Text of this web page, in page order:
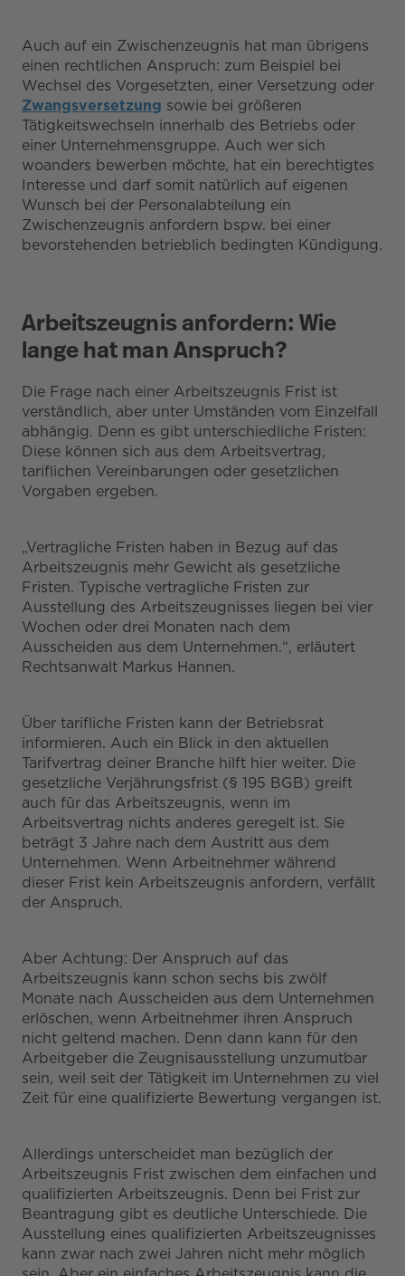
Auch auf ein Zwischenzeugnis hat man übrigens
einen rechtlichen Anspruch: zum Beispiel bei
Wechsel des Vorgesetzten, einer Versetzung oder
Zwangsversetzung sowie bei größeren
Tätigkeitswechseln innerhalb des Betriebs oder
einer Unternehmensgruppe. Auch wer sich
woanders bewerben möchte, hat ein berechtigtes
Interesse und darf somit natürlich auf eigenen
Wunsch bei der Personalabteilung ein
Zwischenzeugnis anfordern bspw. bei einer
bevorstehenden betrieblich bedingten Kündigung.
Arbeitszeugnis anfordern: Wie
lange hat man Anspruch?
Die Frage nach einer Arbeitszeugnis Frist ist
verständlich, aber unter Umständen vom Einzelfall
abhängig. Denn es gibt unterschiedliche Fristen:
Diese können sich aus dem Arbeitsvertrag,
tariflichen Vereinbarungen oder gesetzlichen
Vorgaben ergeben.
„Vertragliche Fristen haben in Bezug auf das
Arbeitszeugnis mehr Gewicht als gesetzliche
Fristen. Typische vertragliche Fristen zur
Ausstellung des Arbeitszeugnisses liegen bei vier
Wochen oder drei Monaten nach dem
Ausscheiden aus dem Unternehmen.“, erläutert
Rechtsanwalt Markus Hannen.
Über tarifliche Fristen kann der Betriebsrat
informieren. Auch ein Blick in den aktuellen
Tarifvertrag deiner Branche hilft hier weiter. Die
gesetzliche Verjährungsfrist (§ 195 BGB) greift
auch für das Arbeitszeugnis, wenn im
Arbeitsvertrag nichts anderes geregelt ist. Sie
beträgt 3 Jahre nach dem Austritt aus dem
Unternehmen. Wenn Arbeitnehmer während
dieser Frist kein Arbeitszeugnis anfordern, verfällt
der Anspruch.
Aber Achtung: Der Anspruch auf das
Arbeitszeugnis kann schon sechs bis zwölf
Monate nach Ausscheiden aus dem Unternehmen
erlöschen, wenn Arbeitnehmer ihren Anspruch
nicht geltend machen. Denn dann kann für den
Arbeitgeber die Zeugnisausstellung unzumutbar
sein, weil seit der Tätigkeit im Unternehmen zu viel
Zeit für eine qualifizierte Bewertung vergangen ist.
Allerdings unterscheidet man bezüglich der
Arbeitszeugnis Frist zwischen dem einfachen und
qualifizierten Arbeitszeugnis. Denn bei Frist zur
Beantragung gibt es deutliche Unterschiede. Die
Ausstellung eines qualifizierten Arbeitszeugnisses
kann zwar nach zwei Jahren nicht mehr möglich